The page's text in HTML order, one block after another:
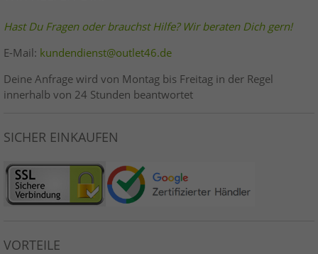
Hast Du Fragen oder brauchst Hilfe? Wir beraten Dich gern!
E-Mail: kundendienst@outlet46.de
Deine Anfrage wird von Montag bis Freitag in der Regel
innerhalb von 24 Stunden beantwortet
SICHER EINKAUFEN
VORTEILE